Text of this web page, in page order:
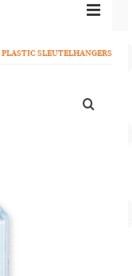
PLASTIC SLEUTELHANGERS